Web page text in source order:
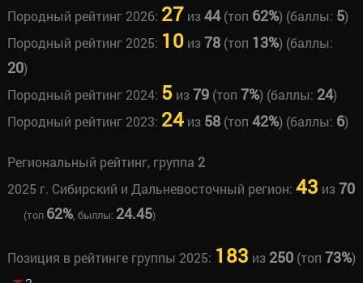
Породный рейтинг 2026: 27 из44(топ 62%) (баллы: 5)
Породный рейтинг 2025: 10из78(топ 13%) (баллы:
20)
Породный рейтинг 2024: 5из79(топ 7%) (баллы: 24)
Породный рейтинг 2023: 24из 58(топ 42%) (баллы: 6)
Региональный рейтинг, группа 2
2025 г. Сибирский и Дальневосточный регион: 43 из70
(топ 62%, быллы: 24.45)
Позиция в рейтинге группы 2025: 183 из 250(топ 73%)